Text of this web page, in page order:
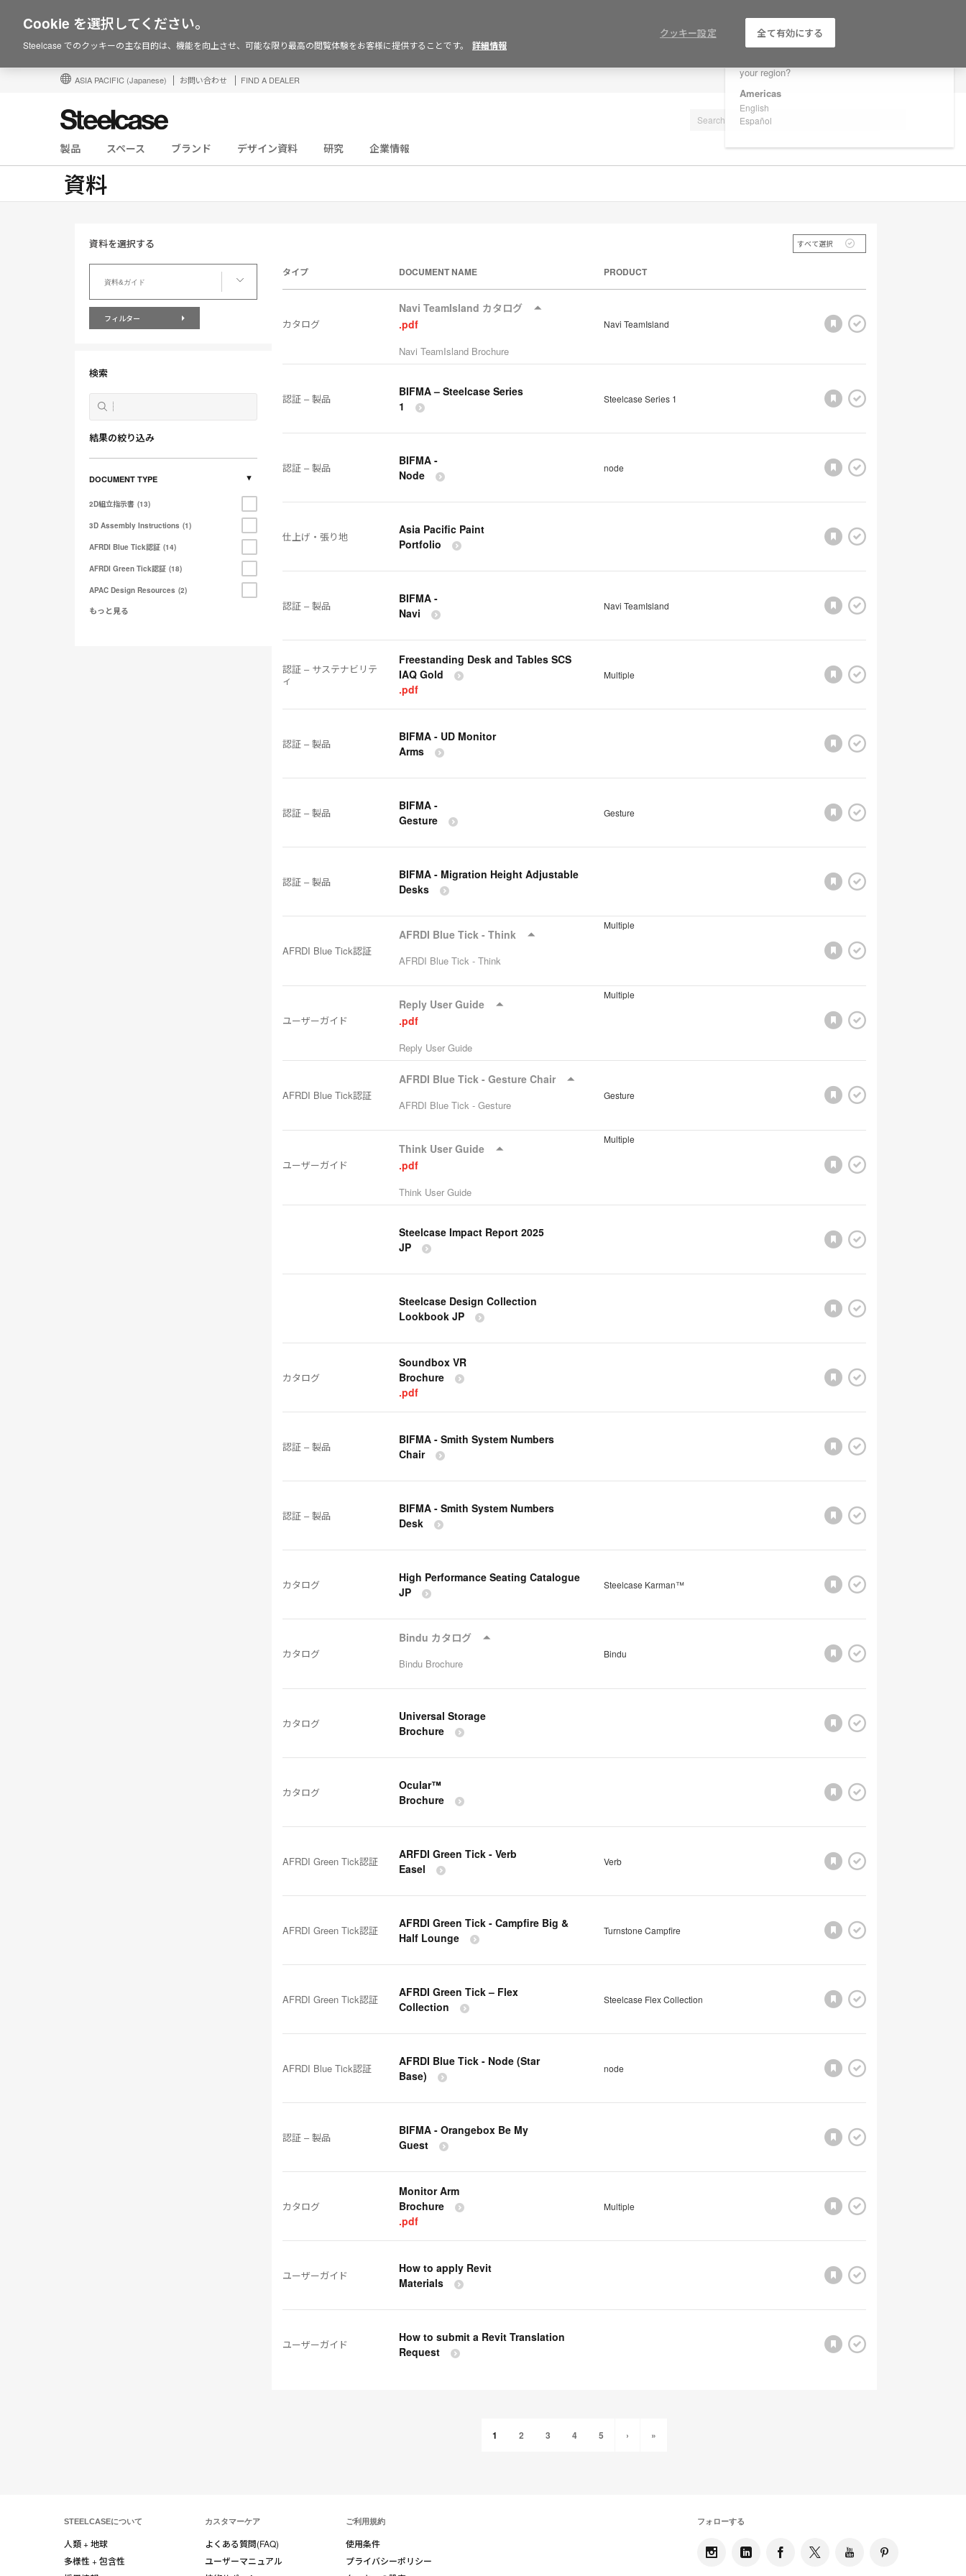
Are you in United States?
your region?
Americas
English
Español
ASIA PACIFIC (Japanese) お問い合わせ FIND A DEALER
製品 スペース ブランド デザイン資料 研究 企業情報
資料
資料を選択する
資料&ガイド
選
フィルター
検索
結果の絞り込み
DOCUMENT TYPE
2D組立指示書 13
3D Assembly Instructions 1
AFRDI Blue Tick認証 14
AFRDI Green Tick認証 18
APAC Design Resources 2
もっと見る
すべて選択
タイプ DOCUMENT NAME PRODUCT
カタログ
Navi TeamIsland カタログ
.pdf
Navi TeamIsland Brochure
Navi TeamIsland
認証 – 製品
BIFMA – Steelcase Series
1
Steelcase Series 1
認証 – 製品
BIFMA -
Node
node
仕上げ・張り地
Asia Pacific Paint
Portfolio
認証 – 製品
BIFMA -
Navi
Navi TeamIsland
認証 – サステナビリテ
ィ
Freestanding Desk and Tables SCS
IAQ Gold
.pdf
Multiple
認証 – 製品
BIFMA - UD Monitor
Arms
認証 – 製品
BIFMA -
Gesture
Gesture
認証 – 製品
BIFMA - Migration Height Adjustable
Desks
AFRDI Blue Tick認証
AFRDI Blue Tick - Think
AFRDI Blue Tick - Think
Multiple
ユーザーガイド
Reply User Guide
.pdf
Reply User Guide
Multiple
AFRDI Blue Tick認証
AFRDI Blue Tick - Gesture Chair
AFRDI Blue Tick - Gesture
Gesture
ユーザーガイド
Think User Guide
.pdf
Think User Guide
Multiple
Steelcase Impact Report 2025
JP
Steelcase Design Collection
Lookbook JP
カタログ
Soundbox VR
Brochure
.pdf
認証 – 製品
BIFMA - Smith System Numbers
Chair
認証 – 製品
BIFMA - Smith System Numbers
Desk
カタログ
High Performance Seating Catalogue
JP
Steelcase Karman™
カタログ
Bindu カタログ
Bindu Brochure
Bindu
カタログ
Universal Storage
Brochure
カタログ
Ocular™
Brochure
AFRDI Green Tick認証
ARFDI Green Tick - Verb
Easel
Verb
AFRDI Green Tick認証
AFRDI Green Tick - Campfire Big &
Half Lounge
Turnstone Campfire
AFRDI Green Tick認証
AFRDI Green Tick – Flex
Collection
Steelcase Flex Collection
AFRDI Blue Tick認証
AFRDI Blue Tick - Node (Star
Base)
node
認証 – 製品
BIFMA - Orangebox Be My
Guest
カタログ
Monitor Arm
Brochure
.pdf
Multiple
ユーザーガイド
How to apply Revit
Materials
ユーザーガイド
How to submit a Revit Translation
Request
1 2 3 4 5 › »
STEELCASEについて
人類 + 地球
多様性 + 包含性
カスタマーケア
よくある質問(FAQ)
ユーザーマニュアル
ご利用規約
使用条件
プライバシーポリシー
フォローする
Cookie を選択してください。
Steelcase でのクッキーの主な目的は、機能を向上させ、可能な限り最高の閲覧体験をお客様に提供することです。 詳細情報
クッキー設定 全て有効にする